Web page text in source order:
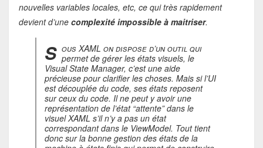
nouvelles variables locales, etc, ce qui très rapidement
devient d’une complexité impossible à maitriser.
S ous XAML on dispose d’un outil qui
permet de gérer les états visuels, le
Visual State Manager, c’est une aide
précieuse pour clarifier les choses. Mais si l’UI
est découplée du code, ses états reposent
sur ceux du code. Il ne peut y avoir une
représentation de l’état “attente” dans le
visuel XAML s’il n’y a pas un état
correspondant dans le ViewModel. Tout tient
donc sur la bonne gestion des états de la